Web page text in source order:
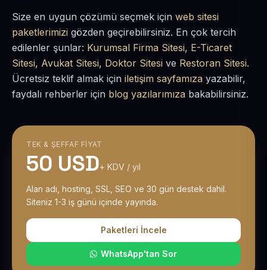
Size en uygun çözümü seçmek için web sitesi
paketlerimizi gözden geçirebilirsiniz. En çok tercih
edilenler şunlar: Kurumsal Firma Sitesi, E-Ticaret
Sitesi, Avukat Sitesi, Doktor Sitesi ve Restoran Sitesi.
Ücretsiz teklif almak için iletişim sayfamıza yazabilir,
faydalı rehberler için blog yazılarımıza bakabilirsiniz.
TEK & ŞEFFAF FIYAT
50 USD+ KDV / yıl
Alan adı, hosting, SSL, SEO ve 30 gün destek dahil.
Siteniz 1-3 iş günü içinde yayında.
Paketleri İncele
WhatsApp'tan Sor